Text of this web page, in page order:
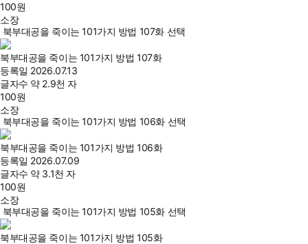
100원
소장
북부대공을 죽이는 101가지 방법 107화 선택
북부대공을 죽이는 101가지 방법 107화
등록일 2026.07.13
글자수 약 2.9천 자
100원
소장
북부대공을 죽이는 101가지 방법 106화 선택
북부대공을 죽이는 101가지 방법 106화
등록일 2026.07.09
글자수 약 3.1천 자
100원
소장
북부대공을 죽이는 101가지 방법 105화 선택
북부대공을 죽이는 101가지 방법 105화